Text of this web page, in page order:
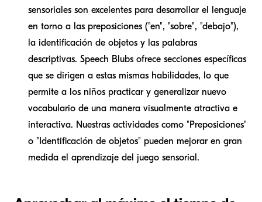
sensoriales son excelentes para desarrollar el lenguaje
en torno a las preposiciones ("en", "sobre", "debajo"),
la identificación de objetos y las palabras
descriptivas. Speech Blubs ofrece secciones específicas
que se dirigen a estas mismas habilidades, lo que
permite a los niños practicar y generalizar nuevo
vocabulario de una manera visualmente atractiva e
interactiva. Nuestras actividades como "Preposiciones"
o "Identificación de objetos" pueden mejorar en gran
medida el aprendizaje del juego sensorial.